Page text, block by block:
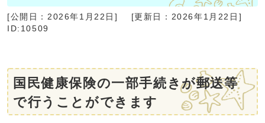
[公開日： 2026年1月22日 ] [更新日： 2026年1月22日 ]
ID:10509
国民健康保険の一部手続きが郵送等
で行うことができます